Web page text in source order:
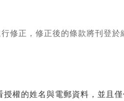
修正，修正後的條款將刊登於
權的姓名與電郵資料，並且